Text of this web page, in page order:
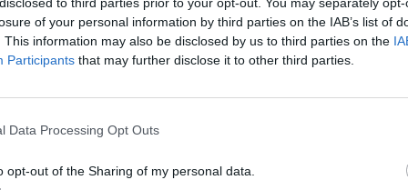
of your personal information by third parties on the IAB’s list of
This information may also be disclosed by us to third parties on the
Participants that may further disclose it to other third parties.
Data Processing Opt Outs
opt-out of the Sharing of my personal data.
s’emmarca dins l’estratègia d'Acció de donar
de les startups catalanes, contribuint al seu
i connectant-les amb inversors de tot el
d’acceleració, assessorament
les 40 Oficines Exteriors de Comerç i
l’acompanyament a fires i esdeveniments
d’Amsterdam o el Disrupt de San Francisco.